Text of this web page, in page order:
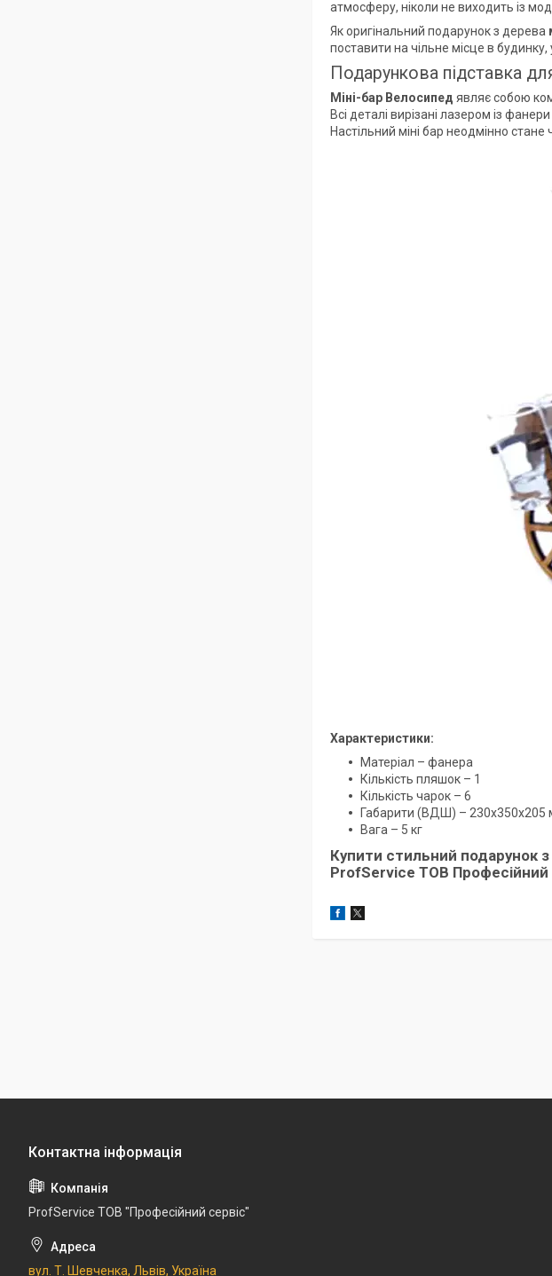
атмосферу, ніколи не виходить із
Як оригінальний подарунок з дерева
поставити на чільне місце в
Подарункова підставка
Міні-бар Велосипед являє собою
Всі деталі вирізані лазером із
Настільний міні бар неодмінно
Характеристики:
Матеріал – фанера
Кількість пляшок – 1
Кількість чарок – 6
Габарити (ВДШ) – 230х350х205
Вага – 5 кг
Купити стильний подарунок
ProfService ТОВ Професійний
ProfService ТОВ "Професійний сервіс"
вул. Т. Шевченка, Львів, Україна